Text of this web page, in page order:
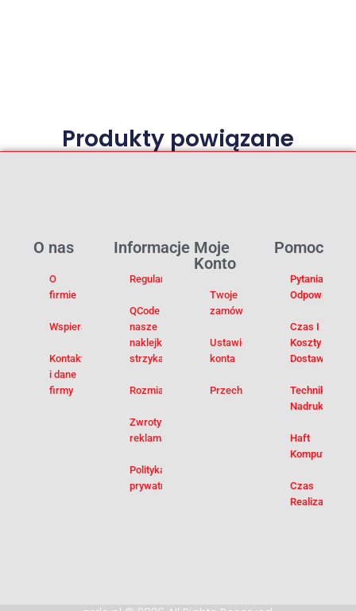
Produkty powiązane
Pomoc
Pytania I
Odpowiedzi
Czas I
Koszty
Dostawy
Techniki
Nadruku
Haft
Komputerowy
Czas
Realizacji
Moje
Konto
Twoje
zamówienia
Ustawienia
konta
Przechowalnia
Informacje
Regulamin
QCode –
nasze
naklejki na
strzykawki
Rozmiarówka
Zwroty i
reklamacje
Polityka
prywatności
O nas
O
firmie
Wspieramy
Kontakt
i dane
firmy